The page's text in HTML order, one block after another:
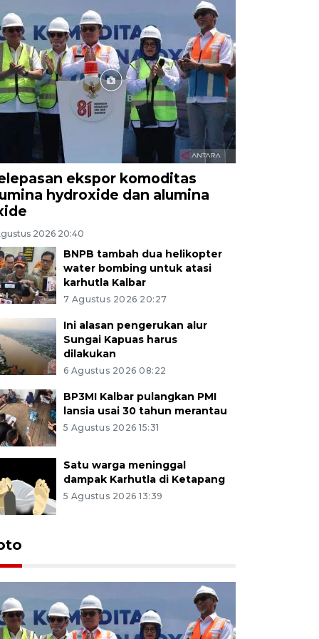
ekspor komoditas
hydroxide dan alumina
2026 20:40
BNPB tambah dua helikopter
water bombing untuk atasi
karhutla Kalbar
7 Agustus 2026 20:27
Ini alasan pengerukan alur
Sungai Kapuas harus
dilakukan
6 Agustus 2026 08:22
BP3MI Kalbar pulangkan PMI
lansia usai 30 tahun merantau
5 Agustus 2026 15:31
Satu warga meninggal
dampak Karhutla di Ketapang
5 Agustus 2026 13:39